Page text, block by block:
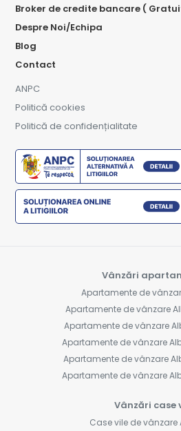
Broker de credite bancare (
Despre Noi/Echipa
Blog
Contact
ANPC
Politică cookies
Politică de confidențialitate
Vânzări
Apartamente de
Apartamente de vânzare
Apartamente de vânzare
Apartamente de vânzare
Apartamente de vânzare
Apartamente de vânzare
Vânzări case
Case vile de vânzare